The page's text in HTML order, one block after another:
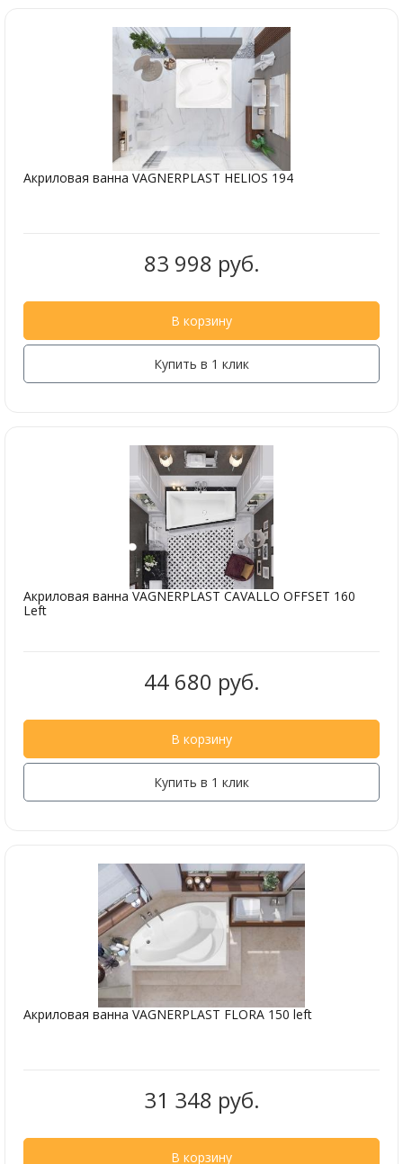
Акриловая ванна VAGNERPLAST HELIOS 194
83 998 руб.
В корзину
Купить в 1 клик
Акриловая ванна VAGNERPLAST CAVALLO OFFSET 160
Left
44 680 руб.
В корзину
Купить в 1 клик
Акриловая ванна VAGNERPLAST FLORA 150 left
31 348 руб.
В корзину